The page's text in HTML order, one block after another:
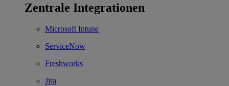
Zentrale Integrationen
Microsoft Intune
ServiceNow
Freshworks
Jira